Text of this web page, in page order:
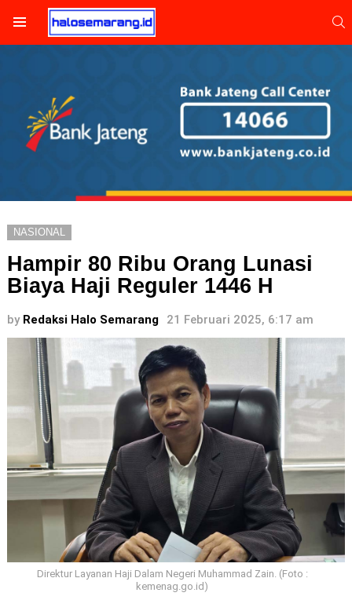
NASIONAL
Hampir 80 Ribu Orang Lunasi
Biaya Haji Reguler 1446 H
by Redaksi Halo Semarang 21 Februari 2025, 6:17 am
Direktur Layanan Haji Dalam Negeri Muhammad Zain. (Foto :
kemenag.go.id)